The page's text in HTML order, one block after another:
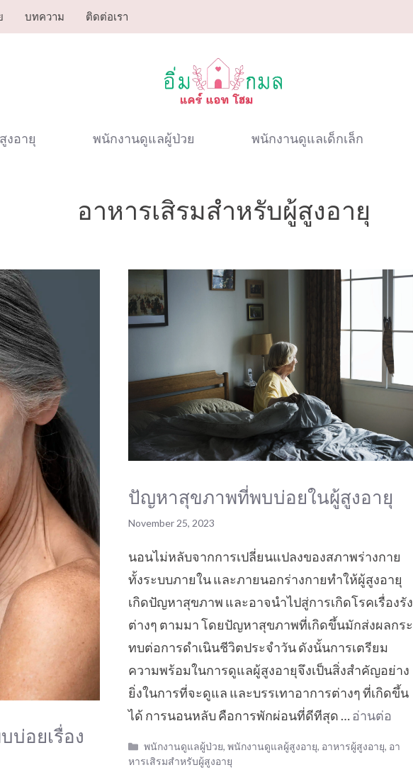
บทความ ติดต่อเรา
งอายุ พนักงานดูแลผู้ป่วย พนักงานดูแลเด็กเล็ก
อาหารเสิรมสำหรับผู้สูงอายุ
บ่อยเรื่อง
ปัญหาสุขภาพที่พบบ่อยในผู้สูงอายุ
November 25, 2023
นอนไม่หลับจากการเปลี่ยนแปลงของสภาพร่างกาย
ทั้งระบบภายใน และภายนอกร่างกายทำให้ผู้สูงอายุ
เกิดปัญหาสุขภาพ และอาจนำไปสู่การเกิดโรคเรื่องรัง
ต่างๆ ตามมา โดยปัญหาสุขภาพที่เกิดขึ้นมักส่งผลกระ
ทบต่อการดำเนินชีวิตประจำวัน ดังนั้นการเตรียม
ความพร้อมในการดูแลผู้สูงอายุจึงเป็นสิ่งสำคัญอย่าง
ยิ่งในการที่จะดูแล และบรรเทาอาการต่างๆ ที่เกิดขึ้น
ได้ การนอนหลับ คือการพักผ่อนที่ดีทีสุด …อ่านต่อ
Categories
พนักงานดูแลผู้ป่วย,พนักงานดูแลผู้สูงอายุ, อาหารผู้สูงอายุ, อา
หารเสิรมสำหรับผู้สูงอายุ